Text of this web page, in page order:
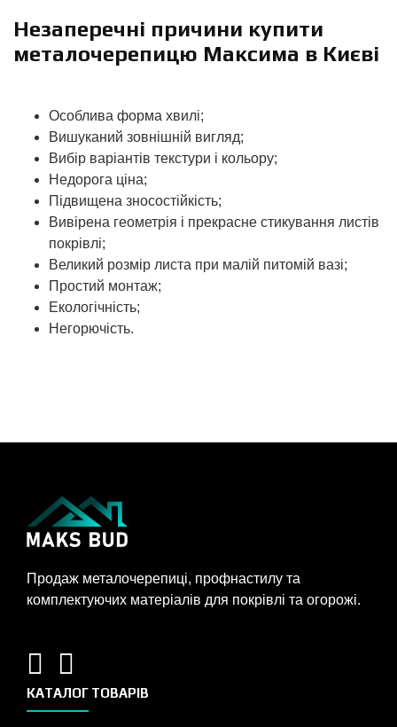
Незаперечні причини купити
металочерепицю Максима в Києві
Особлива форма хвилі;
Вишуканий зовнішній вигляд;
Вибір варіантів текстури і кольору;
Недорога ціна;
Підвищена зносостійкість;
Вивірена геометрія і прекрасне стикування листів
покрівлі;
Великий розмір листа при малій питомій вазі;
Простий монтаж;
Екологічність;
Негорючість.
Продаж металочерепиці, профнастилу та
комплектуючих матеріалів для покрівлі та огорожі.
КАТАЛОГ ТОВАРІВ